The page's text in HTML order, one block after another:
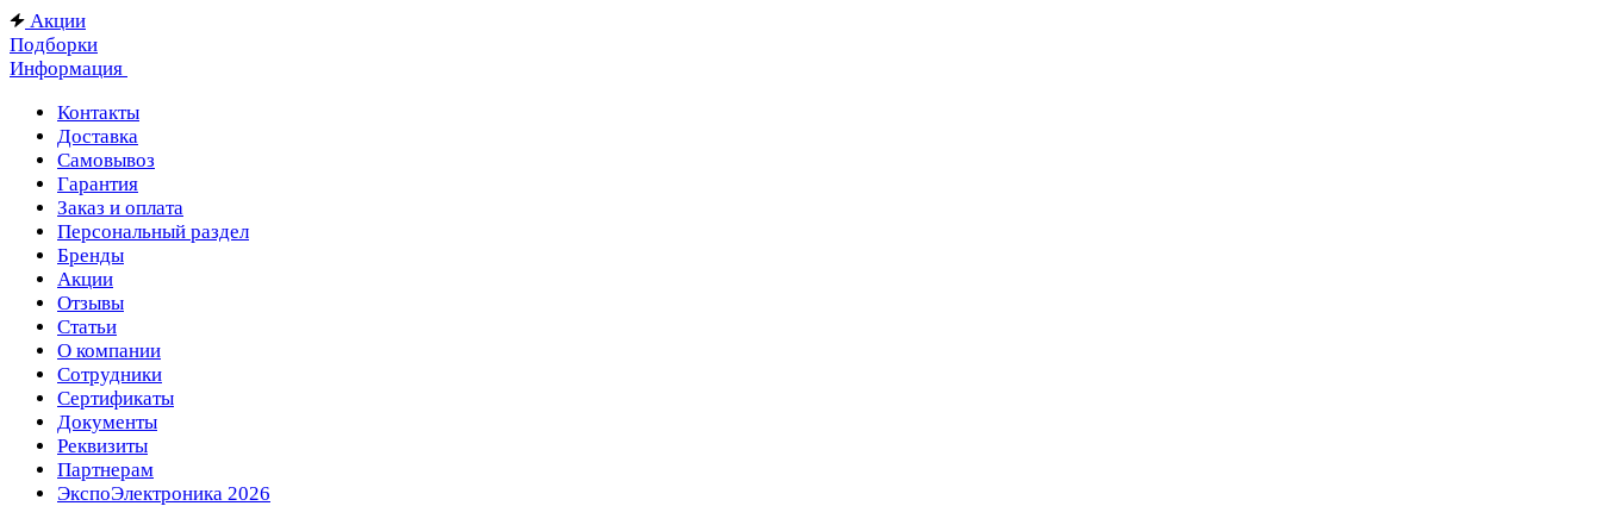
Акции
Подборки
Информация
Контакты
Доставка
Самовывоз
Гарантия
Заказ и оплата
Персональный раздел
Бренды
Акции
Отзывы
Статьи
О компании
Сотрудники
Сертификаты
Документы
Реквизиты
Партнерам
ЭкспоЭлектроника 2026